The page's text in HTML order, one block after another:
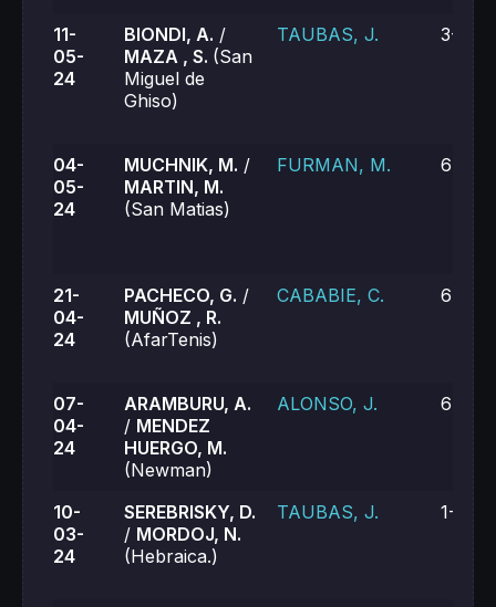
11-
05-
24
BIONDI, A. /
MAZA , S. (San
Miguel de
Ghiso)
TAUBAS, J. 3-6,
04-
05-
24
MUCHNIK, M. /
MARTIN, M.
(San Matias)
FURMAN, M. 6-2,
21-
04-
24
PACHECO, G. /
MUÑOZ , R.
(AfarTenis)
CABABIE, C. 6-2,
07-
04-
24
ARAMBURU, A.
/ MENDEZ
HUERGO, M.
(Newman)
ALONSO, J. 6-3,
10-
03-
24
SEREBRISKY, D.
/ MORDOJ, N.
(Hebraica.)
TAUBAS, J. 1-6,